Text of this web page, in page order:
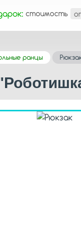
стоимость
ранцы